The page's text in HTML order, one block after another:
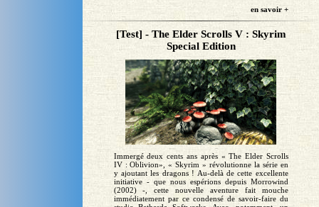
en savoir +
[Test] - The Elder Scrolls V : Skyrim
Special Edition
Immergé deux cents ans après « The Elder Scrolls
IV : Oblivion», « Skyrim » révolutionne la série en
y ajoutant les dragons ! Au-delà de cette excellente
initiative - que nous espérions depuis Morrowind
(2002) -, cette nouvelle aventure fait mouche
immédiatement par ce condensé de savoir-faire du